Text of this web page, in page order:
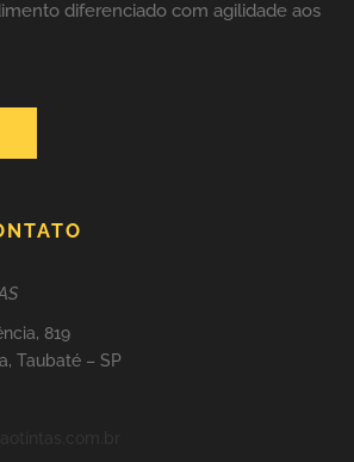
diferenciado com agilidade aos
819
Taubaté – SP